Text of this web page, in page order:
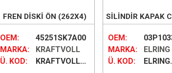
FREN DİSKİ ÖN (262X4)
OEM:
45251SK7A00
MARKA:
KRAFTVOLL
Ü. KOD:
KRAFTVOLL...
SİLİNDİR KAPAK
OEM:
MARKA:
ELRING
Ü. KOD: